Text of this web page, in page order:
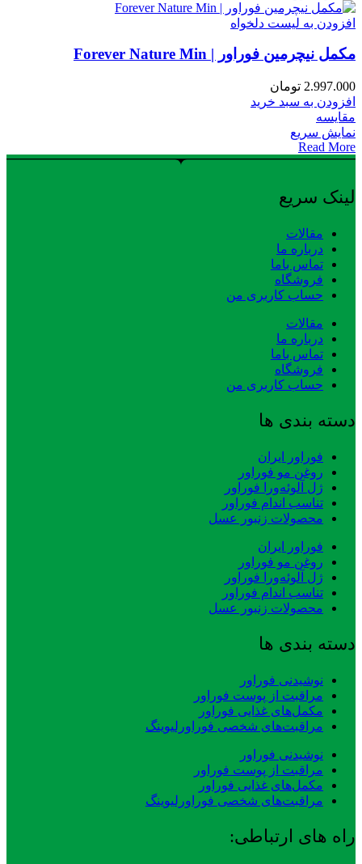
افزودن به لیست دلخواه
مکمل نیچرمین فوراور | Forever Nature Min
2.997.000 تومان
افزودن به سبد خرید
مقایسه
نمایش سریع
Read More
لینک سریع
مقالات
درباره ما
تماس باما
فروشگاه
حساب کاربری من
مقالات
درباره ما
تماس باما
فروشگاه
حساب کاربری من
دسته بندی ها
فوراور ایران
روغن مو فوراور
ژل آلوئه‌ورا فوراور
تناسب اندام فوراور
محصولات زنبور عسل
فوراور ایران
روغن مو فوراور
ژل آلوئه‌ورا فوراور
تناسب اندام فوراور
محصولات زنبور عسل
دسته بندی ها
نوشیدنی فوراور
مراقبت از پوست فوراور
مکمل‌های غذایی فوراور
مراقبت‌های شخصی فوراورلیوینگ
نوشیدنی فوراور
مراقبت از پوست فوراور
مکمل‌های غذایی فوراور
مراقبت‌های شخصی فوراورلیوینگ
راه های ارتباطی: